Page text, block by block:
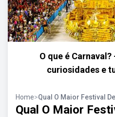
O que é
curiosidades e
Home>Qual O Maior Festival
Qual O Maior